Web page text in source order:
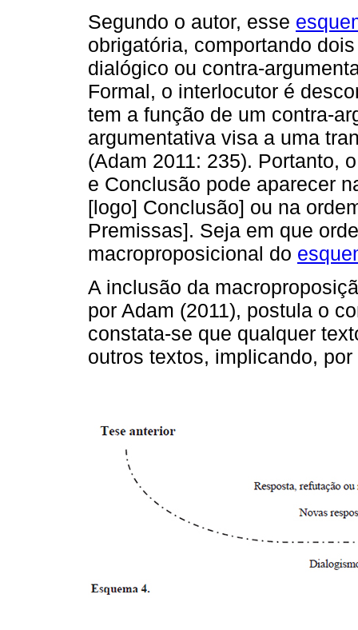
Segundo o autor, esse
obrigatória, comportando
dialógico ou contra-
Formal, o interlocutor é
tem a função de um contra-
argumentativa visa a uma
(Adam 2011: 235). Portanto,
e Conclusão pode aparecer
[logo] Conclusão] ou na
Premissas]. Seja em que
macroproposicional do
A inclusão da
por Adam (2011), postula o
constata-se que qualquer
outros textos, implicando,